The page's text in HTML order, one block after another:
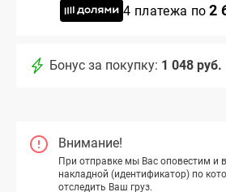
4 платежа по2
Бонус за покупку: 1 048 руб.
Внимание!
При отправке мы Вас оповестим и
накладной (идентификатор) по
отследить Ваш груз.